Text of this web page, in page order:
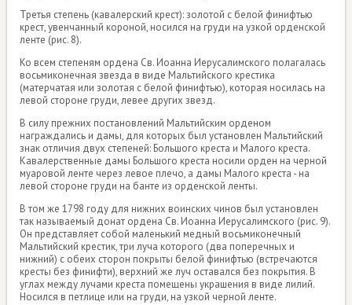
Третья степень (кавалерский крест): золотой с белой финифтью
крест, увенчанный короной, носился на груди на узкой орденской
ленте (рис. 8).
Ко всем степеням ордена Св. Иоанна Иерусалимского полагалась
восьмиконечная звезда в виде Мальтийского крестика
(матерчатая или золотая с белой финифтью), которая носилась на
левой стороне груди, левее других звезд.
В силу прежних постановлений Мальтийским орденом
награждались и дамы, для которых был установлен Мальтийский
знак отличия двух степеней: Большого креста и Малого креста.
Кавалерственные дамы Большого креста носили орден на черной
муаровой ленте через левое плечо, а дамы Малого креста - на
левой стороне груди на банте из орденской ленты.
В том же 1798 году для нижних воинских чинов был установлен
так называемый донат ордена Св. Иоанна Иерусалимского (рис. 9).
Он представляет собой маленький медный восьмиконечный
Мальтийский крестик, три луча которого (два поперечных и
нижний) с обеих сторон покрыты белой финифтью (встречаются
кресты без финифти), верхний же луч оставался без покрытия. В
углах между лучами креста помещены украшения в виде лилий.
Носился в петлице или на груди, на узкой черной ленте.